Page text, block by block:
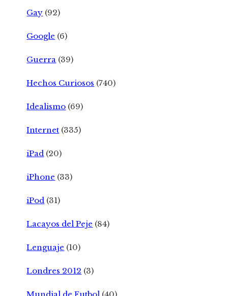
Gay (92)
Google (6)
Guerra (39)
Hechos Curiosos (740)
Idealismo (69)
Internet (335)
iPad (20)
iPhone (33)
iPod (31)
Lacayos del Peje (84)
Lenguaje (10)
Londres 2012 (3)